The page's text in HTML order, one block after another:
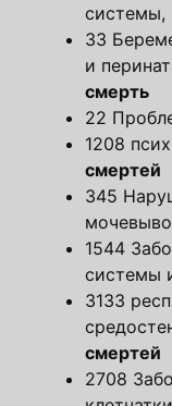
системы,
33
и
смерть
22
1208
смертей
345
1544
системы
3133
смертей
2708